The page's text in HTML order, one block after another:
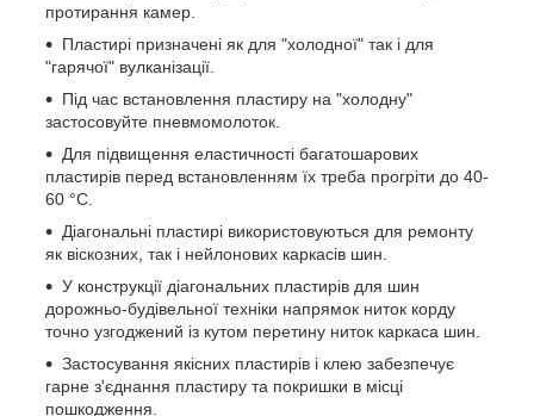
протирання камер.
Пластирі призначені як для "холодної" так і для
"гарячої" вулканізації.
Під час встановлення пластиру на "холодну"
застосовуйте пневмомолоток.
Для підвищення еластичності багатошарових
пластирів перед встановленням їх треба прогріти до 40-
60 °C.
Діагональні пластирі використовуються для ремонту
як віскозних, так і нейлонових каркасів шин.
У конструкції діагональних пластирів для шин
дорожньо-будівельної техніки напрямок ниток корду
точно узгоджений із кутом перетину ниток каркаса шин.
Застосування якісних пластирів і клею забезпечує
гарне з'єднання пластиру та покришки в місці
пошкодження.